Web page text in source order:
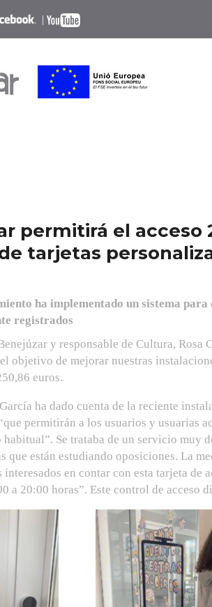
|
permitirá el
tarjetas
ha implementado un sistema
registrados
y responsable de Cultura,
objetivo de mejorar nuestras
euros.
ha dado cuenta de la reciente
permitirán a los usuarios y usuarias
Se trataba de un servicio muy
que están estudiando oposiciones. La
interesados en contar con esta tarjeta
a 20:00 horas”. Este control de acceso